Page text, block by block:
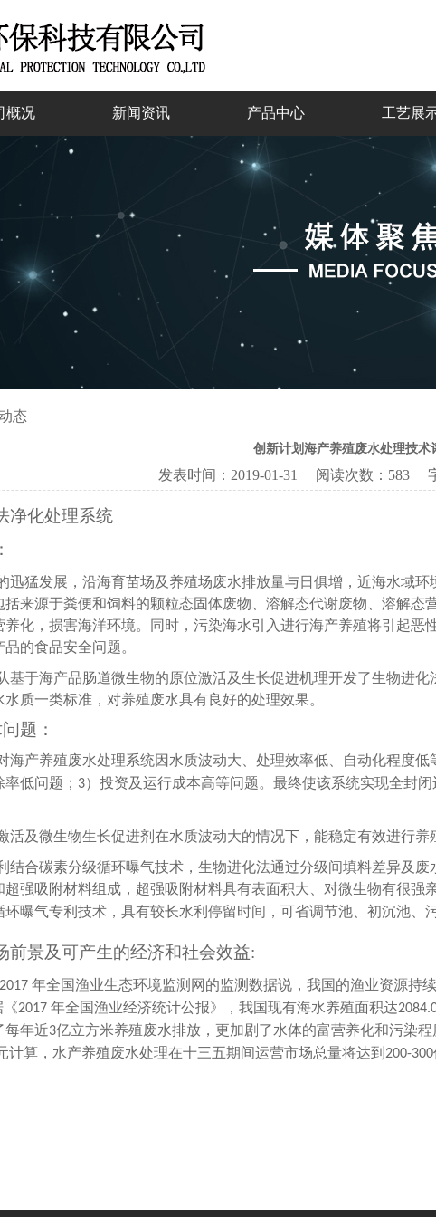
概况 新闻资讯 产品中心 工艺展
态
创新计划海产养殖废水处理技术
发表时间： 2019-01-31 阅读次数： 583
净化处理系统
迅猛发展，沿海育苗场及养殖场废水排放量与日俱增，近海水域
来源于粪便和饲料的颗粒态固体废物、溶解态代谢废物、溶解
化，损害海洋环境。同时，污染海水引入进行海产养殖将引起
的食品安全问题。
基于海产品肠道微生物的原位激活及生长促进机理开发了生物进
质一类标准，对养殖废水具有良好的处理效果。
题：
海产养殖废水处理系统因水质波动大、处理效率低、自动化程度低
低问题； 3）投资及运行成本高等问题。最终使该系统实现全封
活及微生物生长促进剂在水质波动大的情况下，能稳定有效进行养
结合碳素分级循环曝气技术，生物进化法通过分级间填料差异及
强吸附材料组成，超强吸附材料具有表面积大、对微生物有很强
曝气专利技术，具有较长水利停留时间，可省调节池、初沉池、
前景及可产生的经济和社会效益:
2017 年全国渔业生态环境监测网的监测数据说，我国的渔业资源持
《2017 年全国渔业经济统计公报》，我国现有海水养殖面积达
每年近3亿立方米养殖废水排放，更加剧了水体的富营养化和污染
计算，水产养殖废水处理在十三五期间运营市场总量将达到 200-300